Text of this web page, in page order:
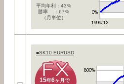
平均年利：43%
勝率 ：67%
（月単位）
■SK10 EURUSD
15年6ヶ月で